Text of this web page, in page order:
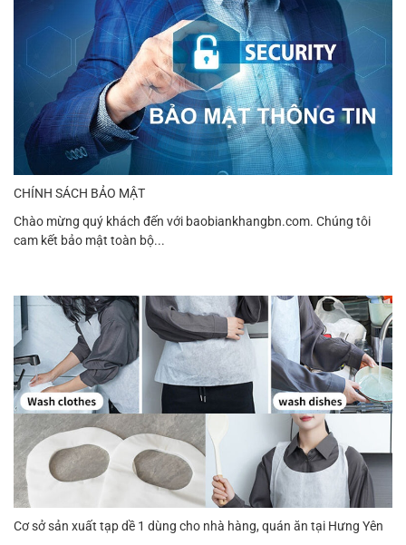
CHÍNH SÁCH BẢO MẬT
Chào mừng quý khách đến với baobiankhangbn.com. Chúng tôi
cam kết bảo mật toàn bộ...
Cơ sở sản xuất tạp dề 1 dùng cho nhà hàng, quán ăn tại Hưng Yên